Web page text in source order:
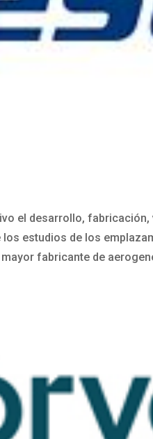
el desarrollo,
estudios de los
fabricante de